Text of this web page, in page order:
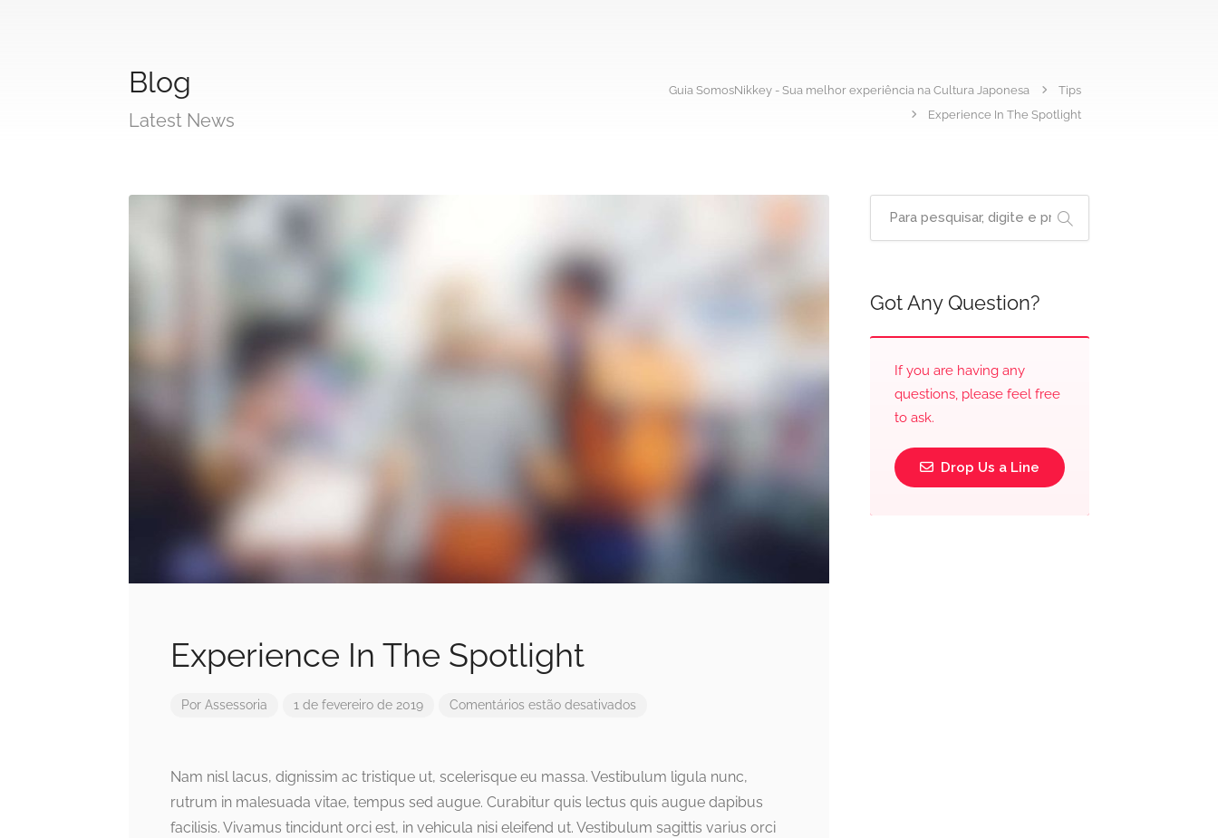
Blog
Latest News
Guia SomosNikkey - Sua melhor experiência na Cultura Japonesa
Tips
Experience In The Spotlight
Experience In The Spotlight
Por Assessoria 1 de fevereiro de 2019 Comentários estão desativados
Nam nisl lacus, dignissim ac tristique ut, scelerisque eu massa. Vestibulum ligula nunc,
rutrum in malesuada vitae, tempus sed augue. Curabitur quis lectus quis augue dapibus
facilisis. Vivamus tincidunt orci est, in vehicula nisi eleifend ut. Vestibulum sagittis varius orci
Got Any Question?
If you are having any
questions, please feel free
to ask.
Drop Us a Line